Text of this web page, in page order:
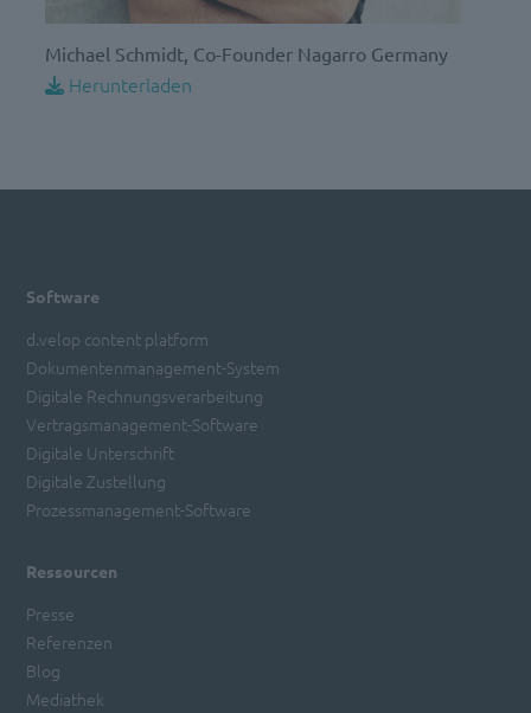
Michael Schmidt, Co-Founder Nagarro Germany
Herunterladen
Software
d.velop content platform
Dokumentenmanagement-System
Digitale Rechnungsverarbeitung
Vertragsmanagement-Software
Digitale Unterschrift
Digitale Zustellung
Prozessmanagement-Software
Ressourcen
Presse
Referenzen
Blog
Mediathek